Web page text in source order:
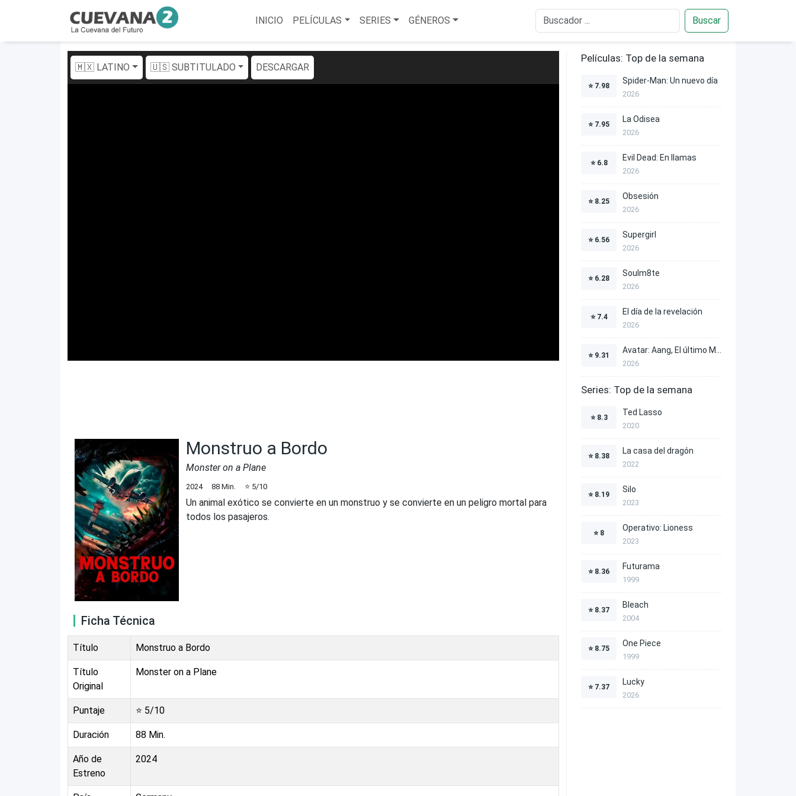
INICIO PELÍCULAS SERIES GÉNEROS Buscar
🇲🇽 LATINO 🇺🇸 SUBTITULADO DESCARGAR
Monstruo a Bordo
Monster on a Plane
2024 88 Min. ⭐ 5/10
Un animal exótico se convierte en un monstruo y se convierte en un peligro mortal para
todos los pasajeros.
Ficha Técnica
Título Monstruo a Bordo
Título
Original
Monster on a Plane
Puntaje ⭐ 5/10
Duración 88 Min.
Año de
Estreno
2024
Películas: Top de la semana
⭐ 7.98
Spider-Man: Un nuevo día
2026
⭐ 7.95
La Odisea
2026
⭐ 6.8
Evil Dead: En llamas
2026
⭐ 8.25
Obsesión
2026
⭐ 6.56
Supergirl
2026
⭐ 6.28
Soulm8te
2026
⭐ 7.4
El día de la revelación
2026
⭐ 9.31
2026
Series: Top de la semana
⭐ 8.3
Ted Lasso
2020
⭐ 8.38
La casa del dragón
2022
⭐ 8.19
Silo
2023
⭐ 8
Operativo: Lioness
2023
⭐ 8.36
Futurama
1999
⭐ 8.37
Bleach
2004
⭐ 8.75
One Piece
1999
⭐ 7.37
Lucky
2026